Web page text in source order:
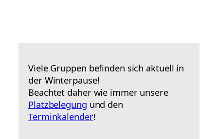
Viele Gruppen befinden sich aktuell in
der Winterpause!
Beachtet daher wie immer unsere
Platzbelegung und den
Terminkalender!